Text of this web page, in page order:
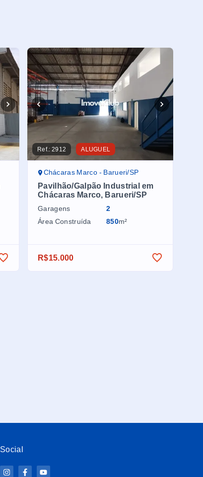
Ref.:2912 ALUGUEL
Chácaras Marco - Barueri/SP
Pavilhão/Galpão Industrial em
Chácaras Marco, Barueri/SP
Garagens
2
Área Construída
850m²
R$15.000
Social